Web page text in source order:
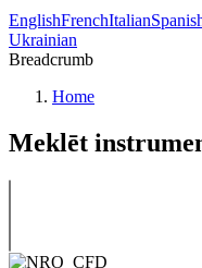
EnglishFrenchItalian
Ukrainian
Breadcrumb
Home
Meklēt